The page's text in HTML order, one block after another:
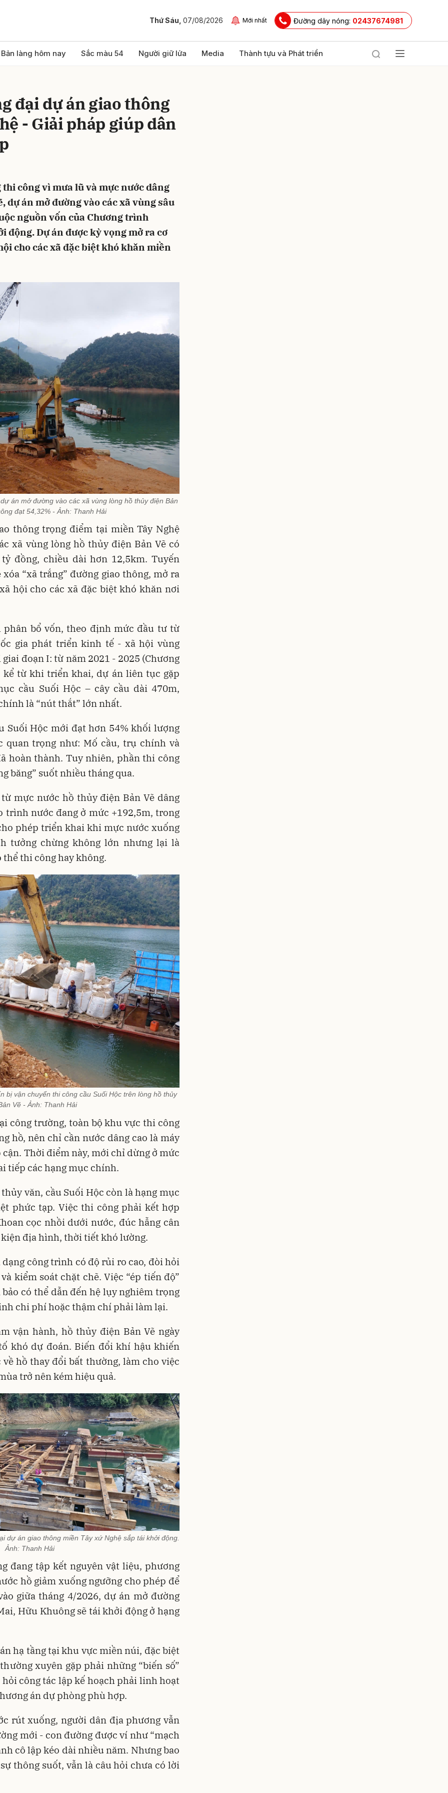
Thứ Sáu, 07/08/2026 Mới nhất Đường dây nóng: 02437674981
Bản làng hôm nay Sắc màu 54 Người giữ lửa Media Thành tựu và Phát triển
đại dự án giao thông
- Giải pháp giúp dân
công vì mưa lũ và mực nước dâng
dự án mở đường vào các xã vùng sâu
nguồn vốn của Chương trình
động. Dự án được kỳ vọng mở ra cơ
cho các xã đặc biệt khó khăn miền
án mở đường vào các xã vùng lòng hồ thủy điện Bản
đạt 54,32% - Ảnh: Thanh Hải
thông trọng điểm tại miền Tây Nghệ
xã vùng lòng hồ thủy điện Bản Vẽ có
đồng, chiều dài hơn 12,5km. Tuyến
“xã trắng” đường giao thông, mở ra
hội cho các xã đặc biệt khó khăn nơi
phân bổ vốn, theo định mức đầu tư từ
gia phát triển kinh tế - xã hội vùng
đoạn I: từ năm 2021 - 2025 (Chương
kể từ khi triển khai, dự án liên tục gặp
cầu Suối Hộc – cây cầu dài 470m,
là “nút thắt” lớn nhất.
Suối Hộc mới đạt hơn 54% khối lượng
quan trọng như: Mố cầu, trụ chính và
hoàn thành. Tuy nhiên, phần thi công
băng” suốt nhiều tháng qua.
mực nước hồ thủy điện Bản Vẽ dâng
trình nước đang ở mức +192,5m, trong
phép triển khai khi mực nước xuống
tưởng chừng không lớn nhưng lại là
thi công hay không.
bị vận chuyển thi công cầu Suối Hộc trên lòng hồ thủy
Vẽ - Ảnh: Thanh Hải
công trường, toàn bộ khu vực thi công
hồ, nên chỉ cần nước dâng cao là máy
Thời điểm này, mới chỉ dừng ở mức
tiếp các hạng mục chính.
văn, cầu Suối Hộc còn là hạng mục
phức tạp. Việc thi công phải kết hợp
cọc nhồi dưới nước, đúc hẫng cân
địa hình, thời tiết khó lường.
dạng công trình có độ rủi ro cao, đòi hỏi
kiểm soát chặt chẽ. Việc “ép tiến độ”
có thể dẫn đến hệ lụy nghiêm trọng
chi phí hoặc thậm chí phải làm lại.
vận hành, hồ thủy điện Bản Vẽ ngày
khó dự đoán. Biến đổi khí hậu khiến
hồ thay đổi bất thường, làm cho việc
trở nên kém hiệu quả.
dự án giao thông miền Tây xứ Nghệ sắp tái khởi động.
Ảnh: Thanh Hải
đang tập kết nguyên vật liệu, phương
hồ giảm xuống ngưỡng cho phép để
giữa tháng 4/2026, dự án mở đường
Hữu Khuông sẽ tái khởi động ở hạng
hạ tầng tại khu vực miền núi, đặc biệt
xuyên gặp phải những “biến số”
công tác lập kế hoạch phải linh hoạt
án dự phòng phù hợp.
rút xuống, người dân địa phương vẫn
mới - con đường được ví như “mạch
cô lập kéo dài nhiều năm. Nhưng bao
thông suốt, vẫn là câu hỏi chưa có lời
luận